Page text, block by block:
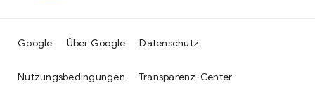
Google Über Google Datenschutz
Nutzungsbedingungen Transparenz-Center